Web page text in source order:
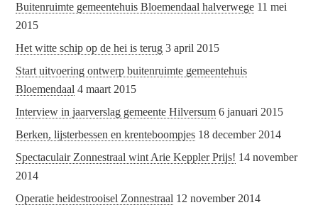
Buitenruimte gemeentehuis Bloemendaal halverwege 11 mei
2015
Het witte schip op de hei is terug 3 april 2015
Start uitvoering ontwerp buitenruimte gemeentehuis
Bloemendaal 4 maart 2015
Interview in jaarverslag gemeente Hilversum 6 januari 2015
Berken, lijsterbessen en krenteboompjes 18 december 2014
Spectaculair Zonnestraal wint Arie Keppler Prijs! 14 november
2014
Operatie heidestrooisel Zonnestraal 12 november 2014